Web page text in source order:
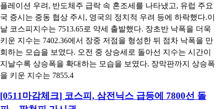
플레이션 우려, 반도체주 급락 속 혼조세를 나타냈고, 유럽 주요
국 증시는 중동 협상 주시, 영국의 정치적 우려 등에 하락했다.이
날 코스피지수는 7513.65로 약세 출발했다. 장초반 낙폭을 더욱
키운 지수는 7402.36에서 장중 저점을 형성한 뒤 점차 낙폭을 만
회하는 모습을 보였다. 오전 중 상승세로 돌아선 지수는 시간이
지날수록 상승폭을 확대하는 모습을 보였다. 장막판까지 상승폭
을 키운 지수는 7855.4
[0511마감체크] 코스피, 삼전닉스 급등에 7800선 돌